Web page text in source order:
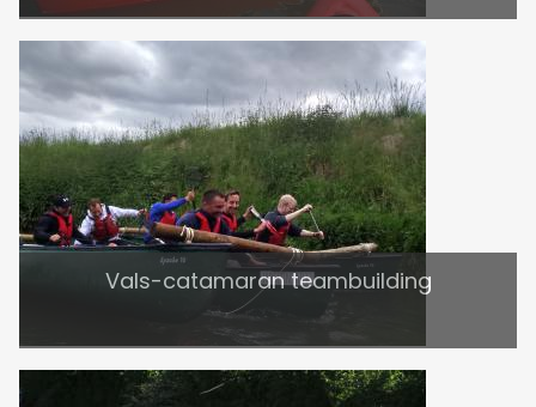
Vals-catamaran teambuilding